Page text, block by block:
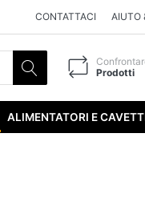
CONTATTACI AIUTO
Prodotti
ALIMENTATORI E